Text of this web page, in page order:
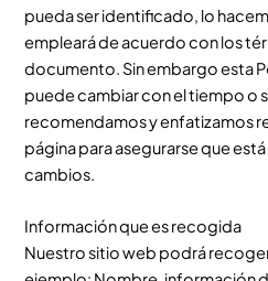
pueda ser identificado, lo
empleará de acuerdo con los
documento. Sin embargo esta
puede cambiar con el tiempo o
recomendamos y enfatizamos
página para asegurarse que
cambios.
Información que es recogida
Nuestro sitio web podrá